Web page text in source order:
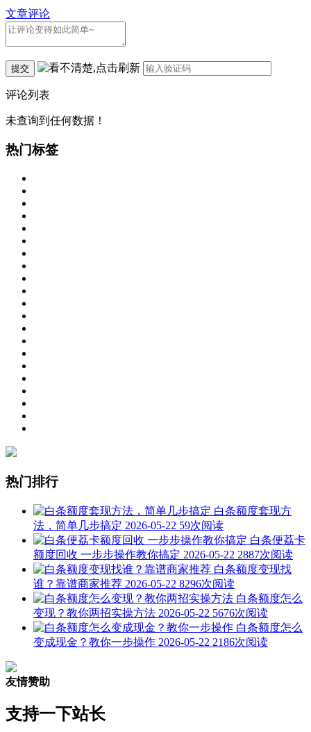
文章评论
提交
评论列表
未查询到任何数据！
热门标签
热门排行
白条额度套现方
法，简单几步搞定 2026-05-22 59次阅读
白条便荔卡
额度回收 一步步操作教你搞定 2026-05-22 2887次阅读
白条额度变现找
谁？靠谱商家推荐 2026-05-22 8296次阅读
白条额度怎么
变现？教你两招实操方法 2026-05-22 5676次阅读
白条额度怎么
变成现金？教你一步操作 2026-05-22 2186次阅读
友情赞助
支持一下站长